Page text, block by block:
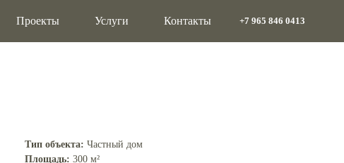
Проекты Услуги Контакты +7 965 846 0413
Тип объекта: Частный дом
Площадь: 300 м²